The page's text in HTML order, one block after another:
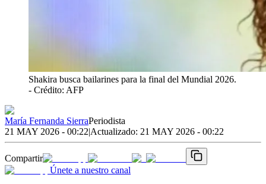
Shakira busca bailarines para la final del Mundial 2026.
- Crédito: AFP
María Fernanda SierraPeriodista
21 MAY 2026 - 00:22|Actualizado: 21 MAY 2026 - 00:22
Compartir
Únete a nuestro canal